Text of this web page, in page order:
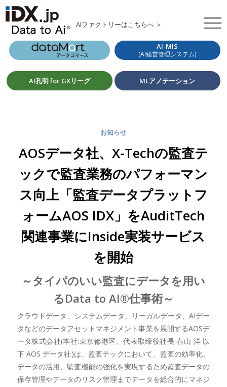
AIファクトリーはこちらへ ＞
AI-MIS
(AI経営管理システム)
AI孔明 for GXリーグ MLアノテーション
お知らせ
AOSデータ社、X-Techの監査テ
ックで監査業務のパフォーマン
ス向上「監査データプラットフ
ォームAOS IDX」をAuditTech
関連事業にInside実装サービス
を開始
～タイパのいい監査にデータを用い
るData to AI®仕事術～
クラウドデータ、システムデータ、リーガルデータ、AIデー
タなどのデータアセットマネジメント事業を展開するAOSデ
ータ株式会社(本社:東京都港区、代表取締役社長 春山 洋 以
下 AOS データ社)は、監査テックにおいて、監査の効率化、
データの活用、監査機能の強化を実現するため監査データの
保存管理やデータのリスク管理までデータを総合的にマネジ